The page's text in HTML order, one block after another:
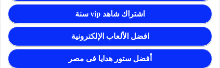
اشتراك شاهد vip سنة
افضل الألعاب الإلكترونية
أفضل ستور هدايا فى مصر